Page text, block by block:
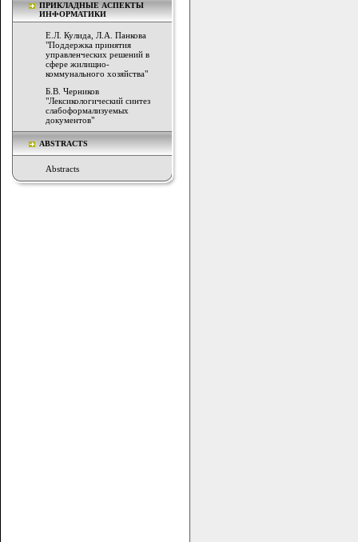
ПРИКЛАДНЫЕ АСПЕКТЫ
ИНФОРМАТИКИ
Е.Л. Кулида, Л.А. Панкова
"Поддержка принятия
управленческих решений в
сфере жилищно-
коммунального хозяйства"
Б.В. Черников
"Лексикологический синтез
слабоформализуемых
документов"
ABSTRACTS
Abstracts